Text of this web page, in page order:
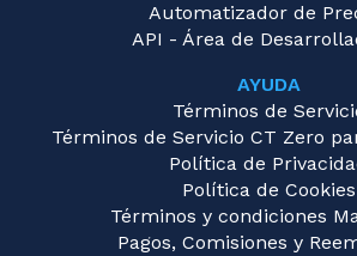
Automatizador de
API - Área de
AYUDA
Términos de
Términos de Servicio CT Zero
Política de
Política de Cookies
Términos y condiciones
Pagos, Comisiones y